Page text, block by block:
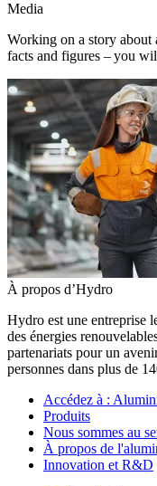
Media
Working on a story about
facts and figures – you
À propos d’Hydro
Hydro est une entreprise
des énergies
partenariats pour un
personnes dans plus de
Accédez à :
Produits
Nous sommes au
À propos de
Innovation et R&D